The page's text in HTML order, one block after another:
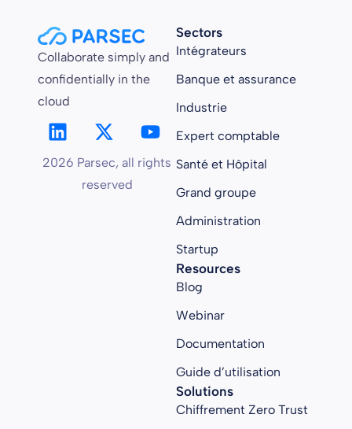
Collaborate simply and
confidentially in the
cloud
2026 Parsec, all rights
reserved
Sectors
Intégrateurs
Banque et assurance
Industrie
Expert comptable
Santé et Hôpital
Grand groupe
Administration
Startup
Resources
Blog
Webinar
Documentation
Guide d’utilisation
Solutions
Chiffrement Zero Trust